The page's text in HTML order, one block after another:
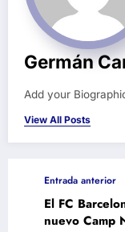
Germán
Add your
View All Posts
Entrada anterior
El FC
nuevo Camp